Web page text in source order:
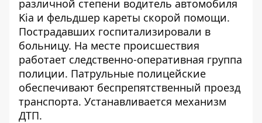
различной степени водитель автомобиля
Kia и фельдшер кареты скорой помощи.
Пострадавших госпитализировали в
больницу. На месте происшествия
работает следственно-оперативная группа
полиции. Патрульные полицейские
обеспечивают беспрепятственный проезд
транспорта. Устанавливается механизм
ДТП.